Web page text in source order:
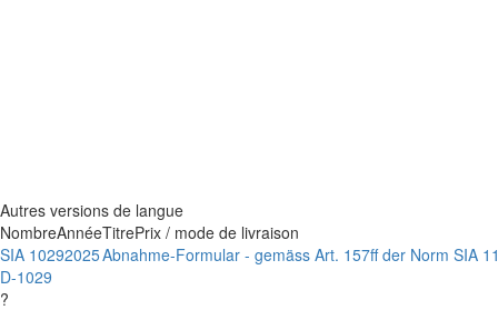
Autres versions de langue
NombreAnnéeTitrePrix / mode de livraison
SIA 1029
D-1029
?
2025Abnahme-Formular - gemäss Art. 157ff der Norm SIA